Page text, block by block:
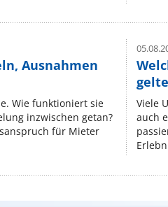
Ausnahmen
Wie funktioniert sie
inzwischen getan?
für Mieter
Viele
auch